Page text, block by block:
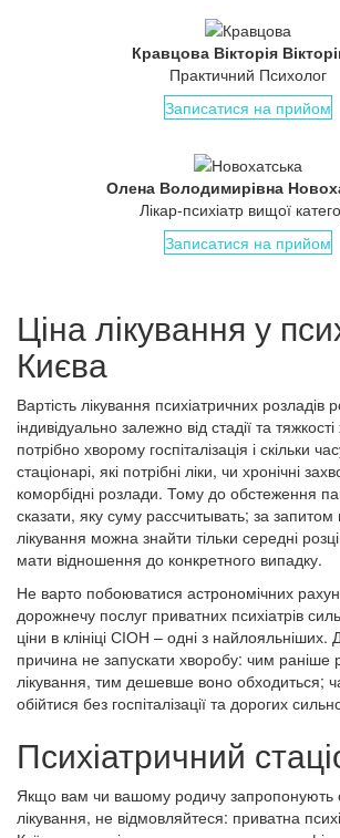
Кравцова Вікторія
Практичний Психолог
Записатися на прийом
Олена Володимирівна
Лікар-психіатр вищої
Записатися на прийом
Ціна лікування у
Києва
Вартість лікування психіатричних розладів
індивідуально залежно від стадії та
потрібно хворому госпіталізація і скільки
стаціонарі, які потрібні ліки, чи хронічні
коморбідні розлади. Тому до обстеження
сказати, яку суму рассчитывать; за запитом
лікування можна знайти тільки середні
мати відношення до конкретного випадку.
Не варто побоюватися астрономічних
дорожнечу послуг приватних психіатрів
ціни в клініці СІОН – одні з
причина не запускати хворобу: чим раніше
лікування, тим дешевше воно обходиться;
обійтися без госпіталізації та дорогих
Психіатричний
Якщо вам чи вашому родичу запропонують
лікування, не відмовляйтеся: приватна